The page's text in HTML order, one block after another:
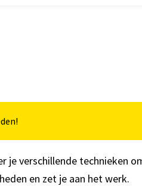
je verschillende technieken
en zet je aan het werk.